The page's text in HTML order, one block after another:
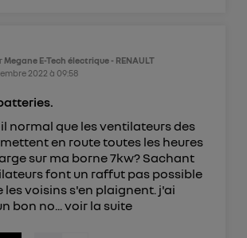
Megane E-Tech électrique - RENAULT
2022 à 09:58
normal que les ventilateurs des
en route toutes les heures
sur ma borne 7kw? Sachant
font un raffut pas possible
les voisins s'en plaignent. j'ai
bon no...voir la suite